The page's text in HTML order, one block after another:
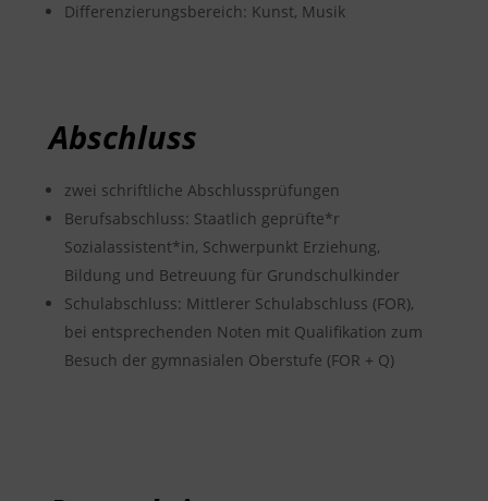
Differenzierungsbereich: Kunst, Musik
Abschluss
zwei schriftliche Abschlussprüfungen
Berufsabschluss: Staatlich geprüfte*r
Sozialassistent*in, Schwerpunkt Erziehung,
Bildung und Betreuung für Grundschulkinder
Schulabschluss: Mittlerer Schulabschluss (FOR),
bei entsprechenden Noten mit Qualifikation zum
Besuch der gymnasialen Oberstufe (FOR + Q)